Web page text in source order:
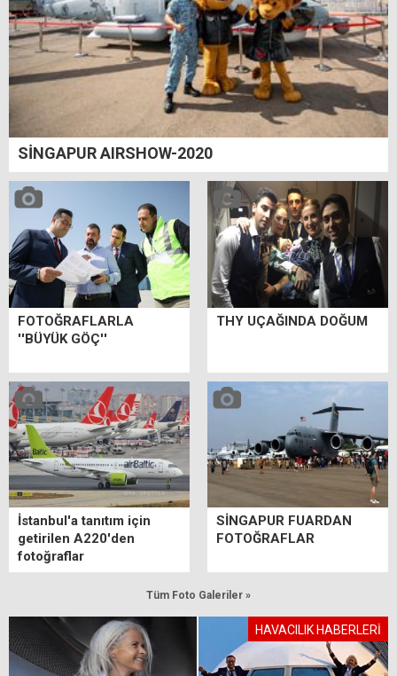
SİNGAPUR AIRSHOW-2020
FOTOĞRAFLARLA
''BÜYÜK GÖÇ''
THY UÇAĞINDA DOĞUM
İstanbul'a tanıtım için
getirilen A220'den
fotoğraflar
SİNGAPUR FUARDAN
FOTOĞRAFLAR
Tüm Foto Galeriler »
HAVACILIK HABERLERİ